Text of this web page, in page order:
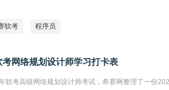
软考 程序员
网络规划设计师学习打卡表
软考高级网络规划设计师考试，希赛网整理了一份